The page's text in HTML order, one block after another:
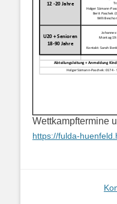
Wettkampftermine
https://fulda-